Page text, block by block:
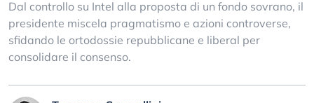
Dal controllo su Intel alla proposta di un fondo sovrano, il
presidente miscela pragmatismo e azioni controverse,
sfidando le ortodossie repubblicane e liberal per
consolidare il consenso.